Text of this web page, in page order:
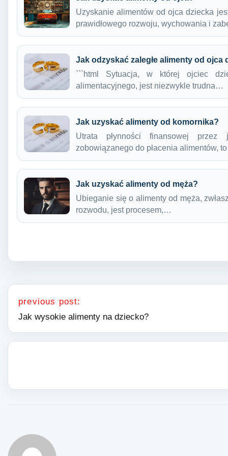
Uzyskanie alimentów od ojca dziecka
prawidłowego rozwoju, wychowania i
Jak odzyskać zaległe alimenty od ojca
```html Sytuacja, w której ojciec
alimentacyjnego, jest niezwykle trudna…
Jak uzyskać alimenty od komornika?
Utrata płynności finansowej przez
zobowiązanego do płacenia alimentów,
Jak uzyskać alimenty od męża?
Ubieganie się o alimenty od męża,
rozwodu, jest procesem,…
Nawigacja wpisu
previous post:
Jak wysokie alimenty na dziecko?